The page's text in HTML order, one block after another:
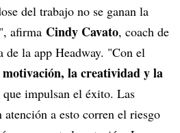
del trabajo no se ganan la
afirma Cindy Cavato, coach de
la app Headway. "Con el
motivación, la creatividad y la
que impulsan el éxito. Las
atención a esto corren el riesgo